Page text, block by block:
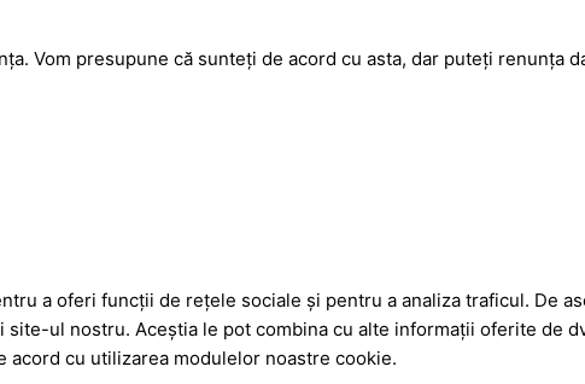
Vom presupune că sunteți de acord cu asta, dar puteți renunța
a oferi funcții de rețele sociale și pentru a analiza traficul. De
ul nostru. Aceștia le pot combina cu alte informații oferite de
cu utilizarea modulelor noastre cookie.